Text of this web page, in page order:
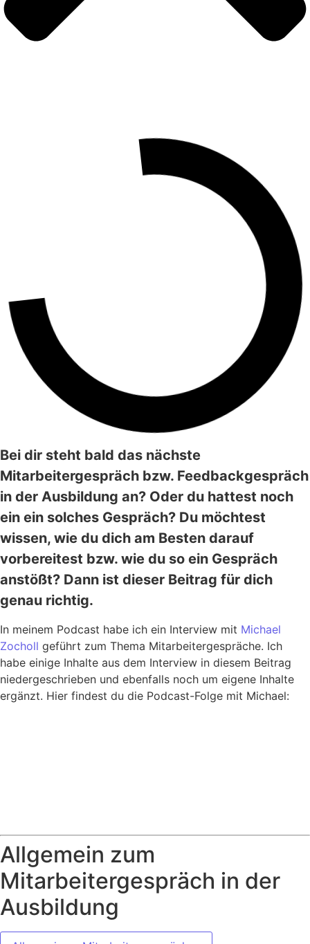
Bei dir steht bald das nächste
Mitarbeitergespräch bzw. Feedbackgespräch
in der Ausbildung an? Oder du hattest noch
ein ein solches Gespräch? Du möchtest
wissen, wie du dich am Besten darauf
vorbereitest bzw. wie du so ein Gespräch
anstößt? Dann ist dieser Beitrag für dich
genau richtig.
In meinem Podcast habe ich ein Interview mit Michael
Zocholl geführt zum Thema Mitarbeitergespräche. Ich
habe einige Inhalte aus dem Interview in diesem Beitrag
niedergeschrieben und ebenfalls noch um eigene Inhalte
ergänzt. Hier findest du die Podcast-Folge mit Michael:
Allgemein zum
Mitarbeitergespräch in der
Ausbildung